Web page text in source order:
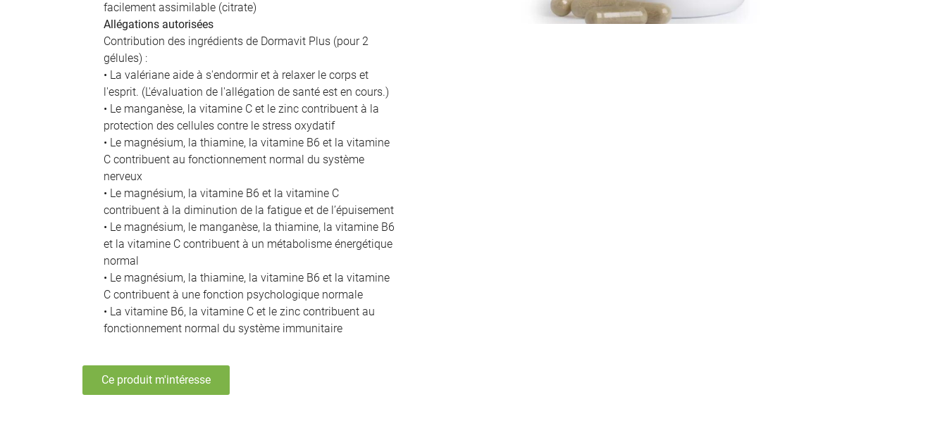
facilement assimilable (citrate)
Allégations autorisées
Contribution des ingrédients de Dormavit Plus (pour 2
gélules) :
• La valériane aide à s'endormir et à relaxer le corps et
l'esprit. (L'évaluation de l'allégation de santé est en cours.)
• Le manganèse, la vitamine C et le zinc contribuent à la
protection des cellules contre le stress oxydatif
• Le magnésium, la thiamine, la vitamine B6 et la vitamine
C contribuent au fonctionnement normal du système
nerveux
• Le magnésium, la vitamine B6 et la vitamine C
contribuent à la diminution de la fatigue et de l’épuisement
• Le magnésium, le manganèse, la thiamine, la vitamine B6
et la vitamine C contribuent à un métabolisme énergétique
normal
• Le magnésium, la thiamine, la vitamine B6 et la vitamine
C contribuent à une fonction psychologique normale
• La vitamine B6, la vitamine C et le zinc contribuent au
fonctionnement normal du système immunitaire
Ce produit m'intéresse